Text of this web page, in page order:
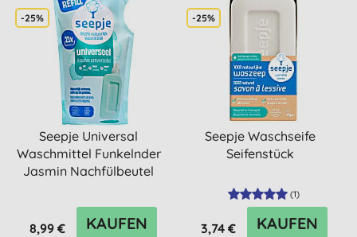
-25%
Seepje Universal
Waschmittel Funkelnder
Jasmin Nachfülbeutel
8,99 € KAUFEN
-25%
Seepje Waschseife
Seifenstück
(1)
3,74 € KAUFEN